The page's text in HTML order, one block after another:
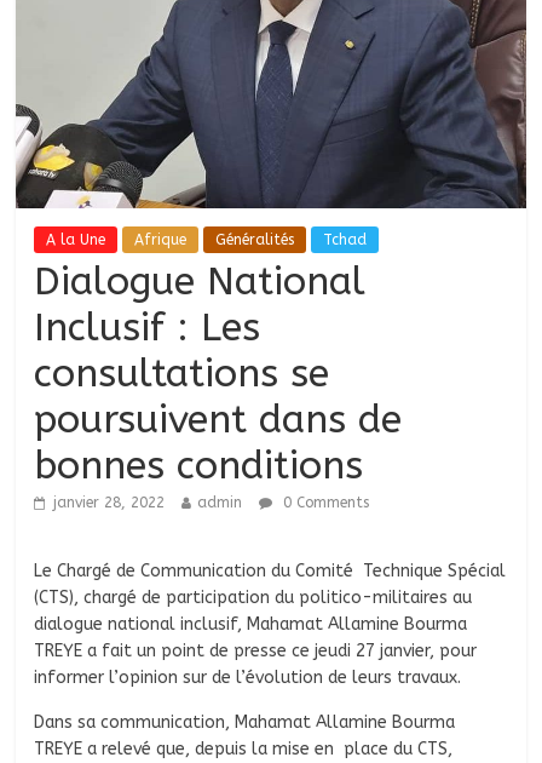
A la Une Afrique Généralités Tchad
Dialogue National
Inclusif : Les
consultations se
poursuivent dans de
bonnes conditions
janvier 28, 2022 admin 0 Comments
Le Chargé de Communication du Comité Technique Spécial
(CTS), chargé de participation du politico-militaires au
dialogue national inclusif, Mahamat Allamine Bourma
TREYE a fait un point de presse ce jeudi 27 janvier, pour
informer l’opinion sur de l’évolution de leurs travaux.
Dans sa communication, Mahamat Allamine Bourma
TREYE a relevé que, depuis la mise en place du CTS,